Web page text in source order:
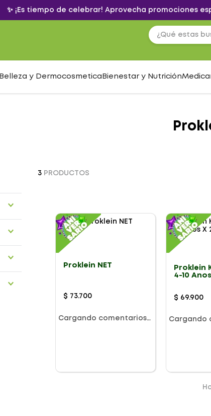
✨ ¡Es tiempo de celebrar! Aprovecha promociones
Belleza y Dermocosmetica Bienestar y Nutrición
3 PRODUCTOS
Proklein NET
$ 73.700
Cargando comentarios…
Proklein
4-10
$ 69.900
Cargando